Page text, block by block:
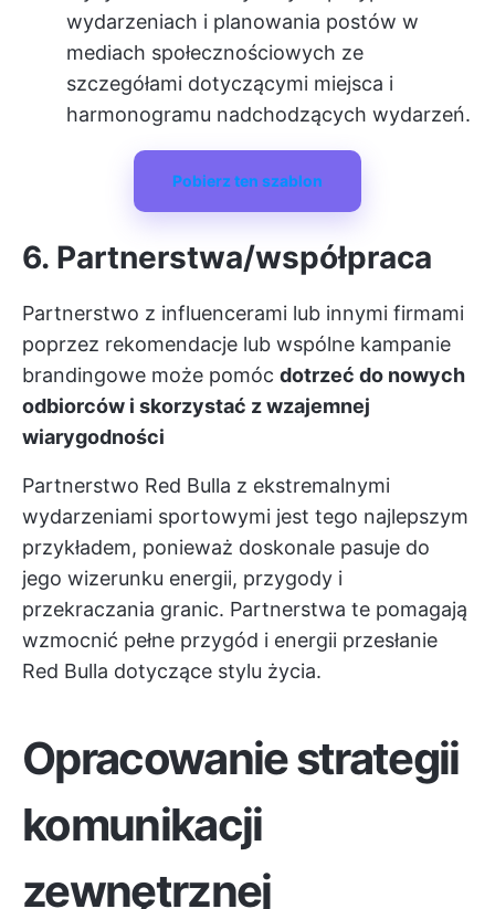
wydarzeniach i planowania postów w
mediach społecznościowych ze
szczegółami dotyczącymi miejsca i
harmonogramu nadchodzących wydarzeń.
Pobierz ten szablon
6. Partnerstwa/współpraca
Partnerstwo z influencerami lub innymi firmami
poprzez rekomendacje lub wspólne kampanie
brandingowe może pomóc dotrzeć do nowych
odbiorców i skorzystać z wzajemnej
wiarygodności
Partnerstwo Red Bulla z ekstremalnymi
wydarzeniami sportowymi jest tego najlepszym
przykładem, ponieważ doskonale pasuje do
jego wizerunku energii, przygody i
przekraczania granic. Partnerstwa te pomagają
wzmocnić pełne przygód i energii przesłanie
Red Bulla dotyczące stylu życia.
Opracowanie strategii
komunikacji
zewnętrznej